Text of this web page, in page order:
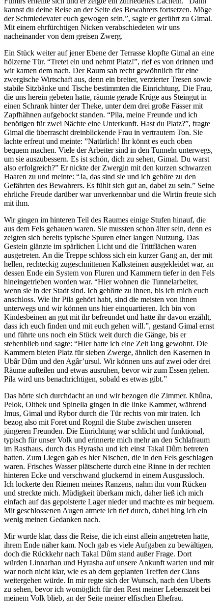
kannst du deine Reise an der Seite des Bewahrers fortsetzen. Möge
der Schmiedevater euch gewogen sein.”, sagte er gerührt zu Gimal.
Mit einem ehrfürchtigen Nicken verabschiedeten wir uns
nacheinander von dem greisen Zwerg.
Ein Stück weiter auf jener Ebene der Terrasse klopfte Gimal an eine
hölzerne Tür. “Tretet ein und nehmt Platz!”, rief es von drinnen und
wir kamen dem nach. Der Raum sah recht gewöhnlich für eine
zwergische Wirtschaft aus, denn ein breiter, verzierter Tresen sowie
stabile Sitzbänke und Tische bestimmten die Einrichtung. Die Frau,
die uns herein gebeten hatte, räumte gerade Krüge aus Steingut in
einen Schrank hinter der Theke, unter dem drei große Fässer mit
Zapfhähnen aufgebockt standen. “Pila, meine Freunde und ich
benötigen für zwei Nächte eine Unterkunft. Hast du Platz?”, fragte
Gimal die überrascht dreinblickende Frau in vertrautem Ton. Sie
lachte erfreut und meinte: ”Natürlich! Ihr könnt es euch oben
bequem machen. Viele der Arbeiter sind in den Tunneln unterwegs,
um sie auszubessern. Es ist schön, dich zu sehen, Gimal. Du warst
also erfolgreich?” Er nickte der Zwergin mit den kurzen schwarzen
Haaren zu und meinte: “Ja, das sind sie und ich gehöre zu den
Gefährten des Bewahrers. Es fühlt sich gut an, dabei zu sein.” Seine
ehrliche Freude darüber war unverkennbar und die Wirtin freute sich
mit ihm.
Wir gingen im hinteren Teil des Raumes einige Stufen hinauf, die
aus dem Fels gehauen waren. Sie mussten schon älter sein, denn es
zeigten sich bereits typische Spuren einer langen Nutzung. Das
Gestein glänzte im spärlichen Licht und die Trittflächen waren
ausgetreten. An die Treppe schloss sich ein kurzer Gang an, der mit
hellen, rechteckig zugeschnittenen Kalksteinen ausgekleidet war, an
dessen Ende ein System von Fluren und Kammern tiefer in den Fels
hineingetrieben worden war. “Hier wohnen die Tunnelarbeiter,
wenn sie in der Stadt sind. Ich gehörte zu ihnen, bis ich mich euch
anschloss. Wie ihr Pila gehört habt, sind die meisten von ihnen
unterwegs und wir können uns hier einquartieren. Ich bin von
Kindesbeinen an gut mit ihr befreundet und hatte ihr davon erzählt,
dass ich euch finden und mit euch gehen will.”, gestand Gimal ernst
und führte uns noch ein Stück weit durch die Gänge, bis er
stehenblieb und sagte: “Hier hatte ich eine Zeit lang gewohnt. Die
Kammern bieten Platz für sieben Zwerge, ähnlich den Kasernen in
Ubâr Dûm und den Agâr’ursul. Wir können uns auf zwei oder drei
Räume aufteilen und etwas ausruhen, bevor wir zum Essen gehen.
Pila wird uns benachrichtigen, sobald es etwas gibt.”
Das hörte sich durchdacht an und wir bezogen die Zimmer. Khûna,
Pelok, Olthek und Spinella gingen in die linke Kammer, während
Imus, Gimal und Rybor durch die Tür rechts von mir traten. Ich
bezog also mit Foret und Rognil die Stube zwischen unseren
jüngeren Freunden. Die Einrichtung war schlicht und funktional,
typisch für unser Volk und erinnerte mich mehr an den Schlafraum
im Rasthaus, durch das Hyrasha und ich einst Takal Dûm betreten
hatten. Zum Liegen gab es hier Nischen, die in den Fels geschlagen
waren. Frisches Wasser plätscherte durch eine Rinne in der rechten
hinteren Ecke und verschwand gluckernd in einem Ausgussloch.
Ich lockerte den Riemen meines Ranzens, nahm ihn vom Rücken
und streckte mich. Müdigkeit überkam mich, daher ließ ich mich
einfach auf das gepolsterte Lager nieder und machte es mir bequem.
Mit geschlossenen Augen atmete ich tief durch, dabei hing ich ein
wenig meinen Gedanken nach.
Mir wurde klar, dass die Reise, die ich einst allein angetreten hatte,
ihrem Ende näher kam. Noch gab es viele Aufgaben zu bewältigen,
doch die Rückkehr nach Takal Dûm stand außer Frage. Dort
würden Linnarhan und Hyrasha auf unsere Ankunft warten und mir
war noch nicht klar, wie es ab dem geplanten Treffen der Clans
weitergehen würde. In mir regte sich der Wunsch, nach den Uberts
zu sehen, bevor ich womöglich für den Rest meiner Lebenszeit bei
meinem Volk blieb, an der Seite meiner elfischen Ehefrau.